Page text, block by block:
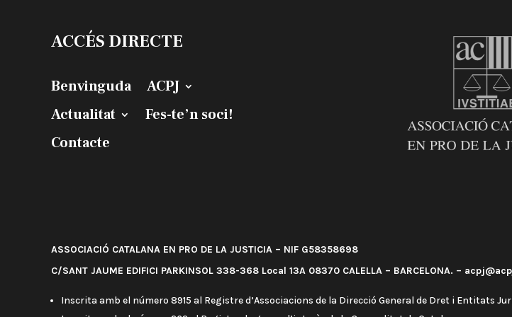
ACCÉS DIRECTE
Benvinguda
ACPJ
Actualitat
Fes-te’n soci!
Contacte
ASSOCIACIÓ CATALANA EN PRO DE LA JUSTICIA – NIF G58358698
C/SANT JAUME EDIFICI PARKINSOL 338-368 Local 13A 08370 CALELLA – BARCELONA. –
Inscrita amb el número 8915 al Registre d’Associacions de la Direcció General de Dret i Entitats